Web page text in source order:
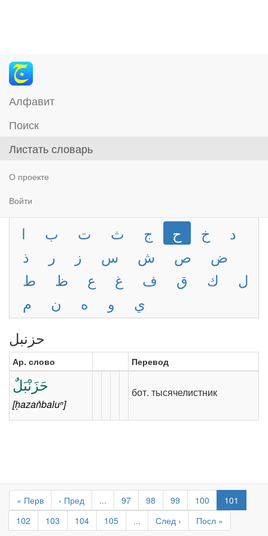
Алфавит
Поиск
Листать словарь
О проекте
Войти
ا ب ت ث ج ح خ
د
ذ
ر ز س ش ص
ض
ط
ظ ع غ ف ق ك
ل
م
ن ه و
ي
حزنبل
Ар. слово Перевод
حَزَنْبَلٌ
[ḥazan̊baluⁿ]
бот. тысячелистник
« Перв ‹ Пред ... 97 98 99 100
101
102
103 104 105 ... След › Посл »